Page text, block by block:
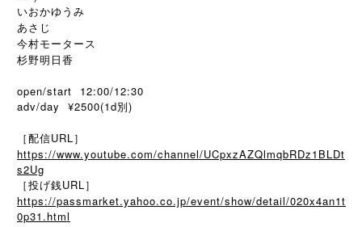
いおかゆうみ
あさじ
今村モータース
杉野明日香
open/start 12:00/12:30
adv/day ¥2500(1d別)
［配信URL］
https://www.youtube.com/channel/UCpxzAZQlmqbRDz1BLDt
s2Ug
［投げ銭URL］
https://passmarket.yahoo.co.jp/event/show/detail/020x4an1t
0p31.html